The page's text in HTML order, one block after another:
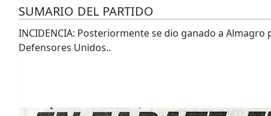
SUMARIO DEL PARTIDO
INCIDENCIA: Posteriormente se dio ganado a
Defensores Unidos..